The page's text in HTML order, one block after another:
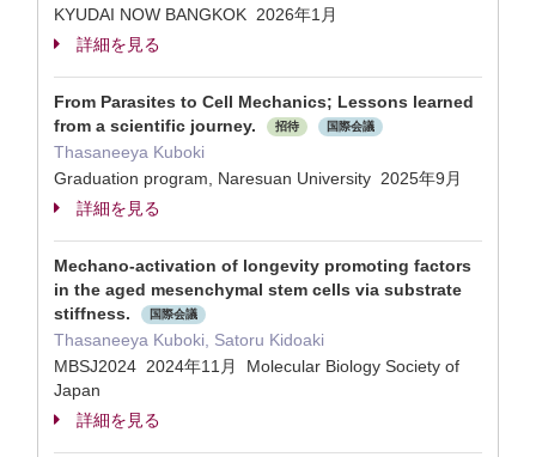
KYUDAI NOW BANGKOK 2026年1月
詳細を見る
From Parasites to Cell Mechanics; Lessons learned
from a scientific journey.
招待 国際会議
Thasaneeya Kuboki
Graduation program, Naresuan University 2025年9月
詳細を見る
Mechano-activation of longevity promoting factors
in the aged mesenchymal stem cells via substrate
stiffness.
国際会議
Thasaneeya Kuboki, Satoru Kidoaki
MBSJ2024 2024年11月 Molecular Biology Society of
Japan
詳細を見る